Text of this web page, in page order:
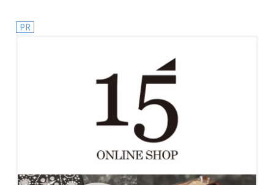
PR